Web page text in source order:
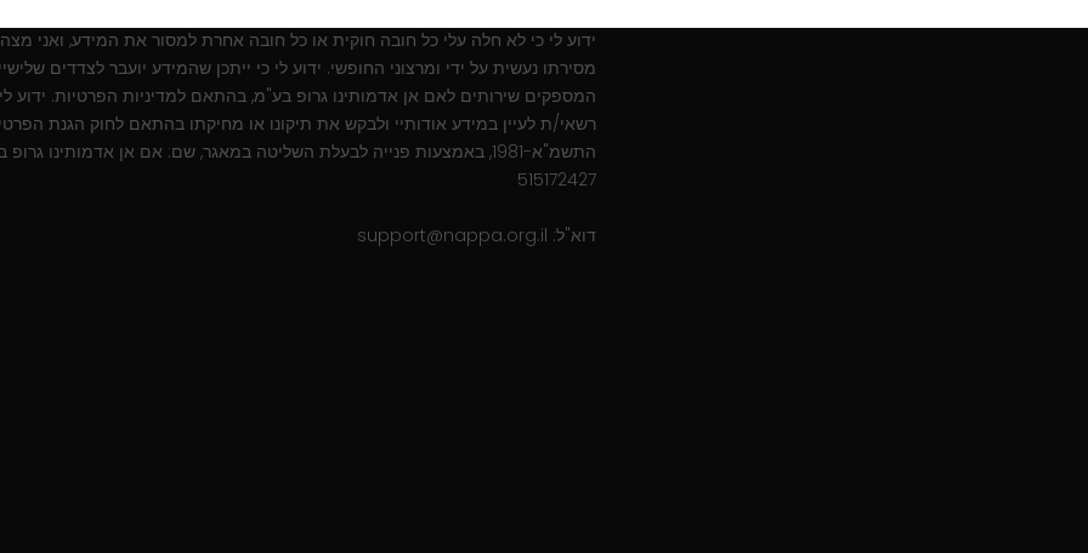
ידוע לי כי לא חלה עלי כל חובה חוקית או כל חובה אחרת למסור את המידע, ואני
מסירתו נעשית על ידי ומרצוני החופשי. ידוע לי כי ייתכן שהמידע יועבר לצדדים
המספקים שירותים לאם אן אדמותינו גרופ בע"מ, בהתאם למדיניות הפרטיות. ידוע לי
רשאי/ת לעיין במידע אודותיי ולבקש את תיקונו או מחיקתו בהתאם לחוק הגנת
התשמ"א-1981, באמצעות פנייה לבעלת השליטה במאגר, שם: אם אן אדמותינו
515172427
דוא"ל: support@nappa.org.il